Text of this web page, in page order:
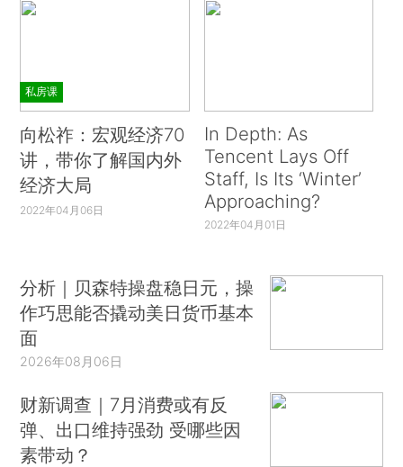
私房课
向松祚：宏观经济70
讲，带你了解国内外
经济大局
2022年04月06日
In Depth: As
Tencent Lays Off
Staff, Is Its ‘Winter’
Approaching?
2022年04月01日
分析｜贝森特操盘稳日元，操
作巧思能否撬动美日货币基本
面
2026年08月06日
财新调查｜7月消费或有反
弹、出口维持强劲 受哪些因
素带动？